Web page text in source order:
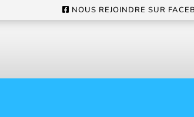
NOUS REJOINDRE SUR